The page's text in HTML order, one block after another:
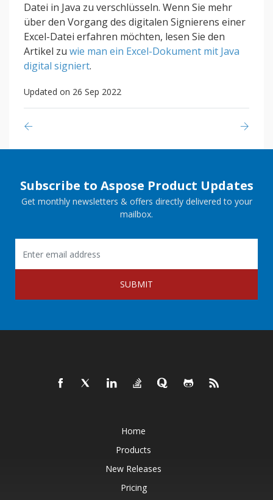
Datei in Java zu verschlüsseln. Wenn Sie mehr
über den Vorgang des digitalen Signierens einer
Excel-Datei erfahren möchten, lesen Sie den
Artikel zu wie man ein Excel-Dokument mit Java
digital signiert.
Updated on 26 Sep 2022
Subscribe to Aspose Product Updates
Get monthly newsletters & offers directly delivered to your
mailbox.
SUBMIT
Home
Products
New Releases
Pricing